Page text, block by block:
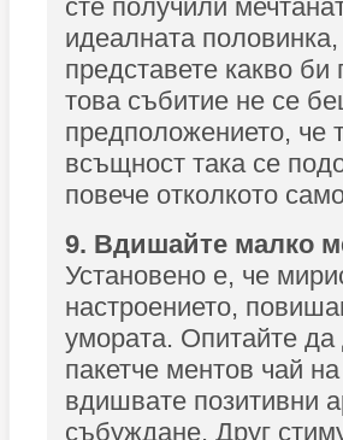
сте получили
идеалната
представете какво
това събитие не се
предположението, че
всъщност така се
повече отколкото
9. Вдишайте малко
Установено е, че
настроението,
умората. Опитайте
пакетче ментов чай
вдишвате позитивни
събуждане. Друг